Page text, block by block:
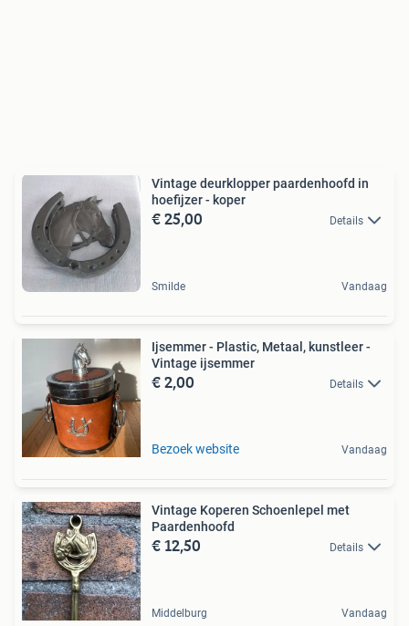
Vintage deurklopper paardenhoofd in
hoefijzer - koper
€ 25,00 Details
Smilde Vandaag
Ijsemmer - Plastic, Metaal, kunstleer -
Vintage ijsemmer
€ 2,00 Details
Bezoek website Vandaag
Vintage Koperen Schoenlepel met
Paardenhoofd
€ 12,50 Details
Middelburg Vandaag